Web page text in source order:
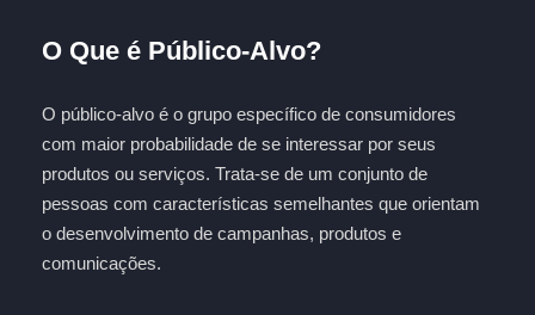
O Que é Público-Alvo?
O público-alvo é o grupo específico de consumidores
com maior probabilidade de se interessar por seus
produtos ou serviços. Trata-se de um conjunto de
pessoas com características semelhantes que orientam
o desenvolvimento de campanhas, produtos e
comunicações.